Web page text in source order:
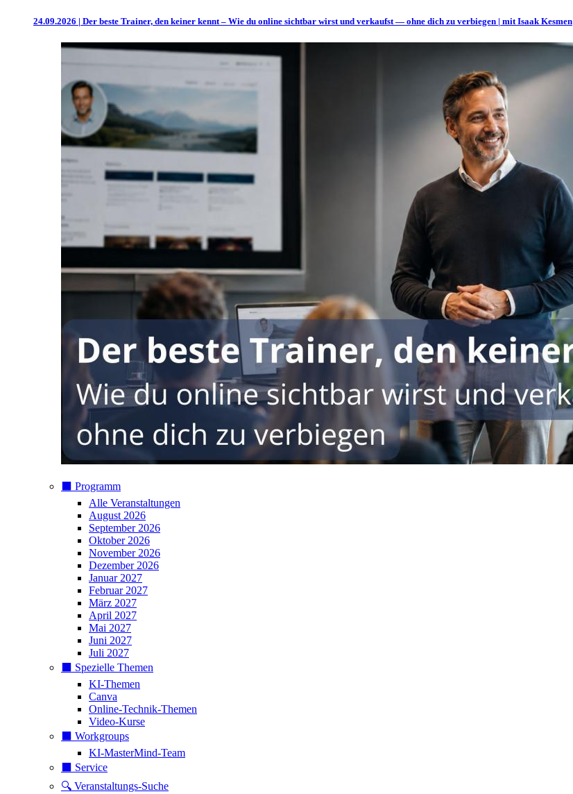
24.09.2026 | Der beste Trainer, den keiner kennt – Wie du online sichtbar wirst und verkaufst — ohne dich zu verbiegen | mit Isaak Kesmen
⬛️ Programm
Alle Veranstaltungen
August 2026
September 2026
Oktober 2026
November 2026
Dezember 2026
Januar 2027
Februar 2027
März 2027
April 2027
Mai 2027
Juni 2027
Juli 2027
⬛️ Spezielle Themen
KI-Themen
Canva
Online-Technik-Themen
Video-Kurse
⬛️ Workgroups
KI-MasterMind-Team
⬛️ Service
🔍 Veranstaltungs-Suche